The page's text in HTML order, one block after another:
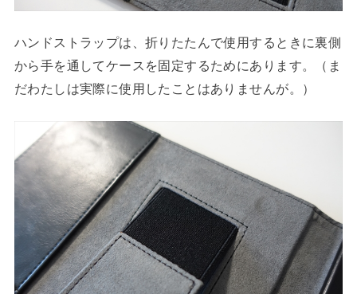
ハンドストラップは、折りたたんで使用するときに裏側
から手を通してケースを固定するためにあります。（ま
だわたしは実際に使用したことはありませんが。）